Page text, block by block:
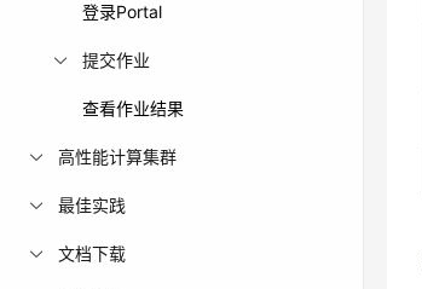
登录Portal
提交作业
查看作业结果
高性能计算集群
最佳实践
文档下载